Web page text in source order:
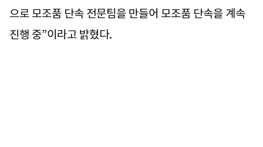
으로 모조품 단속 전문팀을 만들어 모조품 단속을 계속
진행 중”이라고 밝혔다.